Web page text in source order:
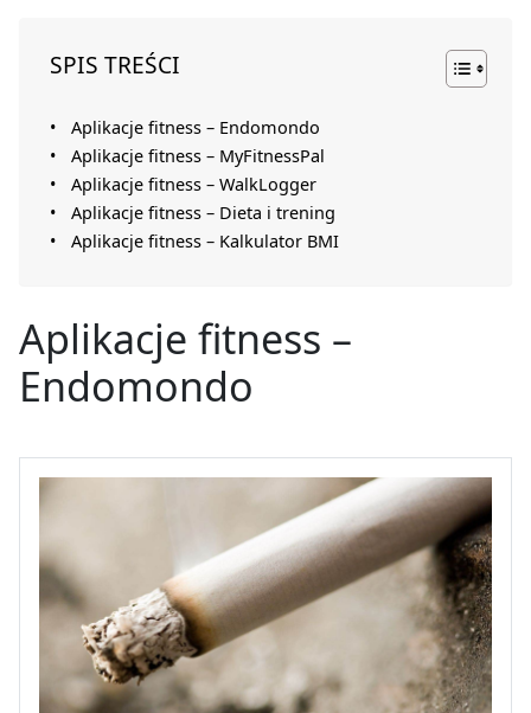
SPIS TREŚCI
Aplikacje fitness – Endomondo
Aplikacje fitness – MyFitnessPal
Aplikacje fitness – WalkLogger
Aplikacje fitness – Dieta i trening
Aplikacje fitness – Kalkulator BMI
Aplikacje fitness –
Endomondo